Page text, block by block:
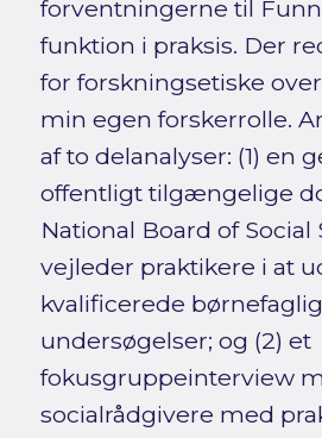
forventningerne til
funktion i praksis. Der
for forskningsetiske
min egen forskerrolle.
af to delanalyser: (1) en
offentligt tilgængelige
National Board of Social
vejleder praktikere i at
kvalificerede
undersøgelser; og (2) et
fokusgruppeinterview
socialrådgivere med